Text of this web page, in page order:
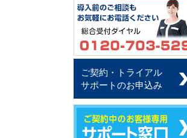
ご契約・トライアル
サポートのお申込み